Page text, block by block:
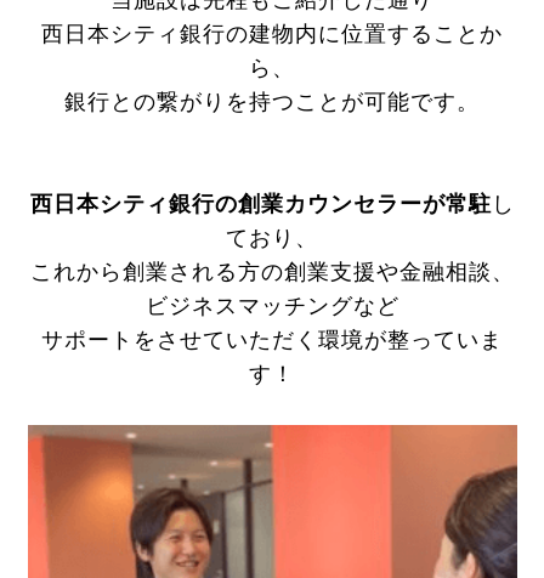
西日本シティ銀行の建物内に位置することか
ら、
銀行との繋がりを持つことが可能です。
西日本シティ銀行の創業カウンセラーが常駐 し
ており、
これから創業される方の創業支援や金融相談、
ビジネスマッチングなど
サポートをさせていただく環境が整っていま
す！